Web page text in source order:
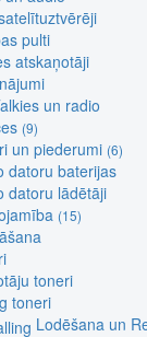
pulti
atskaņotāji
un radio
(9)
un piederumi (6)
datoru baterijas
datoru lādētāji
(15)
toneri
toneri
Lodēšana un